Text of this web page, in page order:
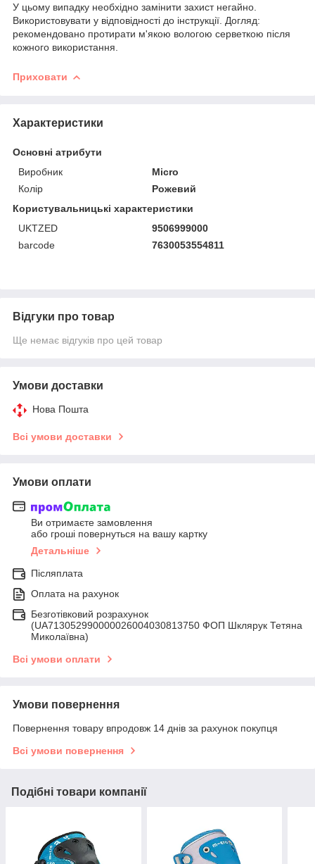
У цьому випадку необхідно замінити захист негайно.
Використовувати у відповідності до інструкції. Догляд:
рекомендовано протирати м'якою вологою серветкою після
кожного використання.
Приховати
Характеристики
Основні атрибути
Виробник
Micro
Колір
Рожевий
Користувальницькі характеристики
UKTZED
9506999000
barcode
7630053554811
Відгуки про товар
Ще немає відгуків про цей товар
Умови доставки
Нова Пошта
Всі умови доставки
Умови оплати
Ви отримаєте замовлення
або гроші повернуться на вашу картку
Детальніше
Післяплата
Оплата на рахунок
Безготівковий розрахунок
(UA713052990000026004030813750 ФОП Шклярук Тетяна
Миколаївна)
Всі умови оплати
Умови повернення
Повернення товару впродовж 14 днів за рахунок покупця
Всі умови повернення
Подібні товари компанії